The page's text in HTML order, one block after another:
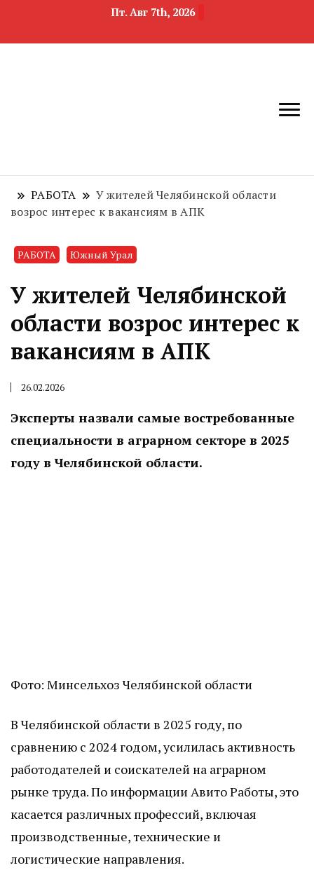
Пт. Авг 7th, 2026
область
недвижимости
РАБОТА
У жителей Челябинской области
возрос интерес к вакансиям в АПК
РАБОТА Южный Урал
У жителей Челябинской
области возрос интерес к
вакансиям в АПК
26.02.2026
Эксперты назвали самые востребованные
специальности в аграрном секторе в 2025
году в Челябинской области.
Фото: Минсельхоз Челябинской области
В Челябинской области в 2025 году, по
сравнению с 2024 годом, усилилась активность
работодателей и соискателей на аграрном
рынке труда. По информации Авито Работы, это
касается различных профессий, включая
производственные, технические и
логистические направления.